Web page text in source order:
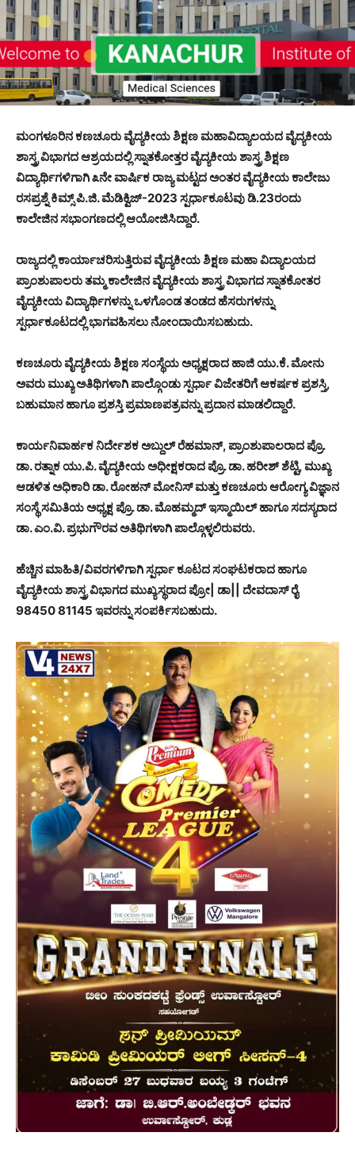
ಮಂಗಳೂರಿನ ಕಣಚೂರು ವೈದ್ಯಕೀಯ ಶಿಕ್ಷಣ ಮಹಾವಿದ್ಯಾಲಯದ ವೈದ್ಯಕೀಯ
ಶಾಸ್ತ್ರ ವಿಭಾಗದ ಆಶ್ರಯದಲ್ಲಿ ಸ್ನಾತಕೋತ್ತರ ವೈದ್ಯಕೀಯ ಶಾಸ್ತ್ರ ಶಿಕ್ಷಣ
ವಿದ್ಯಾರ್ಥಿಗಳಿಗಾಗಿ ೩ನೇ ವಾರ್ಷಿಕ ರಾಜ್ಯ ಮಟ್ಟದ ಅಂತರ ವೈದ್ಯಕೀಯ ಕಾಲೇಜು
ರಸಪ್ರಶ್ನೆ ಕಿಮ್ಸ್ ಪಿ.ಜಿ. ಮೆಡಿಕ್ವಿಜ್-2023 ಸ್ಪರ್ಧಾಕೂಟವು ಡಿ.23ರಂದು
ಕಾಲೇಜಿನ ಸಭಾಂಗಣದಲ್ಲಿ ಆಯೋಜಿಸಿದ್ದಾರೆ.
ರಾಜ್ಯದಲ್ಲಿ ಕಾರ್ಯಾಚರಿಸುತ್ತಿರುವ ವೈದ್ಯಕೀಯ ಶಿಕ್ಷಣ ಮಹಾ ವಿದ್ಯಾಲಯದ
ಪ್ರಾಂಶುಪಾಲರು ತಮ್ಮ ಕಾಲೇಜಿನ ವೈದ್ಯಕೀಯ ಶಾಸ್ತ್ರ ವಿಭಾಗದ ಸ್ನಾತಕೋತರ
ವೈದ್ಯಕೀಯ ವಿದ್ಯಾರ್ಥಿಗಳನ್ನು ಒಳಗೊಂಡ ತಂಡದ ಹೆಸರುಗಳನ್ನು
ಸ್ಪರ್ಧಾಕೂಟದಲ್ಲಿ ಭಾಗವಹಿಸಲು ನೋಂದಾಯಿಸಬಹುದು.
ಕಣಚೂರು ವೈದ್ಯಕೀಯ ಶಿಕ್ಷಣ ಸಂಸ್ಥೆಯ ಅಧ್ಯಕ್ಷರಾದ ಹಾಜಿ ಯು.ಕೆ. ಮೋನು
ಅವರು ಮುಖ್ಯ ಅತಿಥಿಗಳಾಗಿ ಪಾಲ್ಗೊಂಡು ಸ್ಪರ್ಧಾ ವಿಜೇತರಿಗೆ ಆಕರ್ಷಕ ಪ್ರಶಸ್ತಿ,
ಬಹುಮಾನ ಹಾಗೂ ಪ್ರಶಸ್ತಿ ಪ್ರಮಾಣಪತ್ರವನ್ನು ಪ್ರದಾನ ಮಾಡಲಿದ್ದಾರೆ.
ಕಾರ್ಯನಿವಾರ್ಹಕ ನಿರ್ದೇಶಕ ಅಬ್ದುಲ್ ರೆಹಮಾನ್, ಪ್ರಾಂಶುಪಾಲರಾದ ಪ್ರೊ.
ಡಾ. ರತ್ನಾಕ ಯು.ಪಿ. ವೈದ್ಯಕೀಯ ಅಧೀಕ್ಷಕರಾದ ಪ್ರೊ. ಡಾ. ಹರೀಶ್ ಶೆಟ್ಟಿ, ಮುಖ್ಯ
ಆಡಳಿತ ಅಧಿಕಾರಿ ಡಾ. ರೋಹನ್ ಮೋನಿಸ್ ಮತ್ತು ಕಣಚೂರು ಆರೋಗ್ಯ ವಿಜ್ಞಾನ
ಸಂಸ್ಥೆ ಸಮಿತಿಯ ಅಧ್ಯಕ್ಷ ಪ್ರೊ. ಡಾ. ಮೊಹಮ್ಮದ್ ಇಸ್ಮಾಯಿಲ್ ಹಾಗೂ ಸದಸ್ಯರಾದ
ಡಾ. ಎಂ.ವಿ. ಪ್ರಭುಗೌರವ ಅತಿಥಿಗಳಾಗಿ ಪಾಲ್ಗೊಳ್ಳಲಿರುವರು.
ಹೆಚ್ಚಿನ ಮಾಹಿತಿ/ವಿವರಗಳಿಗಾಗಿ ಸ್ಪರ್ಧಾ ಕೂಟದ ಸಂಘಟಕರಾದ ಹಾಗೂ
ವೈದ್ಯಕೀಯ ಶಾಸ್ತ್ರ ವಿಭಾಗದ ಮುಖ್ಯಸ್ಥರಾದ ಪ್ರೋ| ಡಾ|| ದೇವದಾಸ್ ರೈ
98450 81145 ಇವರನ್ನು ಸಂಪರ್ಕಿಸಬಹುದು.